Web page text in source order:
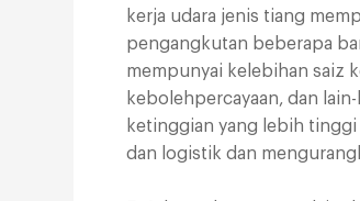
kerja udara jenis tiang
pengangkutan beberapa
mempunyai kelebihan saiz
kebolehpercayaan, dan
ketinggian yang lebih
dan logistik dan